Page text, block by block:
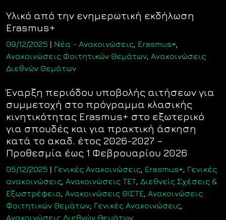
Υλικό από την ενημερωτική εκδήλωση
Erasmus+
09/12/2025 | Νέα - Ανακοινώσεις, Erasmus+,
Ανακοινώσεις Φοιτητικών Θεμάτων, Ανακοινώσεις
Διεθνών Θεμάτων
Έναρξη περιόδου υποβολής αιτήσεων για
συμμετοχή στο πρόγραμμα κλασικής
κινητικότητας Erasmus+ στο εξωτερικό
για σπουδές και για πρακτική άσκηση
κατά το ακαδ. έτος 2026-2027 –
Προθεσμία έως 1 Φεβρουαρίου 2026
05/12/2025 | Γενικές Ανακοινώσεις, Erasmus+, Γενικές
ανακοινώσεις, Ανακοινώσεις ΤΕΤ, Διεθνείς Σχέσεις &
Εξωστρέφεια, Ανακοινώσεις ΘΙΣΤΕ, Ανακοινώσεις
Φοιτητικών Θεμάτων, Γενικές Ανακοινώσεις,
Ανακοινώσεις Διεθνών Θεμάτων